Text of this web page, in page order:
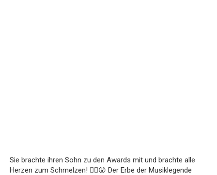
Sie brachte ihren Sohn zu den Awards mit und brachte alle
Herzen zum Schmelzen! ❤️‍🔥😮 Der Erbe der Musiklegende